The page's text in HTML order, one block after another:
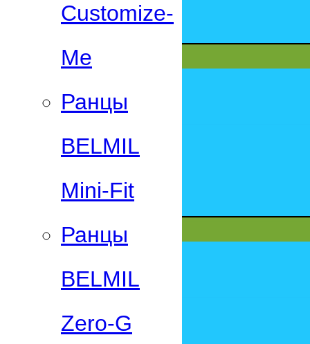
Customize-
Me
Ранцы
BELMIL
Mini-Fit
Ранцы
BELMIL
Zero-G